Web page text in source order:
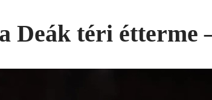
Deák téri étterme